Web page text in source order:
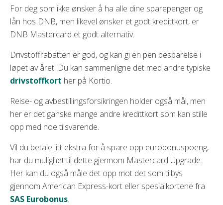
For deg som ikke ønsker å ha alle dine sparepenger og
lån hos DNB, men likevel ønsker et godt kredittkort, er
DNB Mastercard et godt alternativ.
Drivstoffrabatten er god, og kan gi en pen besparelse i
løpet av året. Du kan sammenligne det med andre typiske
drivstoffkort her på Kortio.
Reise- og avbestillingsforsikringen holder også mål, men
her er det ganske mange andre kredittkort som kan stille
opp med noe tilsvarende.
Vil du betale litt ekstra for å spare opp eurobonuspoeng,
har du mulighet til dette gjennom Mastercard Upgrade.
Her kan du også måle det opp mot det som tilbys
gjennom American Express-kort eller spesialkortene fra
SAS Eurobonus.